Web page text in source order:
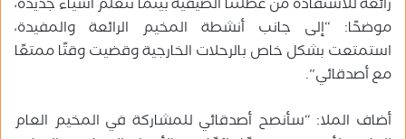
رائعة للاستفادة من عطلتنا الصيفية بينما نتعلم أشياء جديدة،
موضحًا: “إلى جانب أنشطة المخيم الرائعة والمفيدة،
استمتعت بشكل خاص بالرحلات الخارجية وقضيت وقتًا ممتعًا
مع أصدقائي”.
أضاف الملا: “سأنصح أصدقائي للمشاركة في المخيم العام